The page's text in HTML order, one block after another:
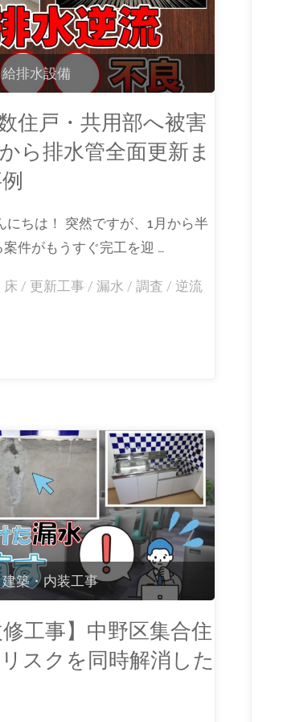
給排水設備
住戸・共用部へ被害
ら排水管全面更新ま
にちは！ 突然ですが、1月から半
件がもうすぐ完工を迎 …
床 / 更新工事 / 漏水 / 調査 / 逆流
建築・内装工事
工事】中野区集合住
スクを同時解消した